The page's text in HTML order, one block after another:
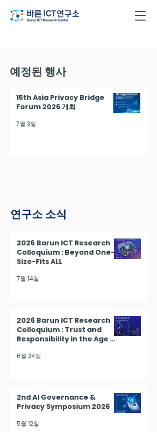
예정된 행사
15th Asia Privacy Bridge
Forum 2026 개최
7월 3일
연구소 소식
2026 Barun ICT Research
Colloquium : Beyond One-
Size-Fits ALL
7월 14일
2026 Barun ICT Research
Colloquium : Trust and
Responsibility in the Age of
6월 24일
2nd AI Governance &
Privacy Symposium 2026
5월 12일